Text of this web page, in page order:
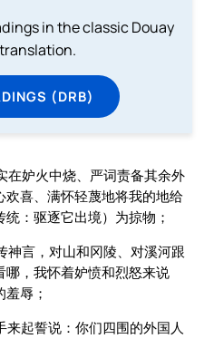
in the classic Douay
(DRB)
在妒火中烧、严词责备其余外
喜、满怀轻蔑地将我的地给
：驱逐它出境）为掠物；
神言，对山和冈陵、对溪河跟
，我怀着妒愤和烈怒来说
辱；
起誓说：你们四围的外国人